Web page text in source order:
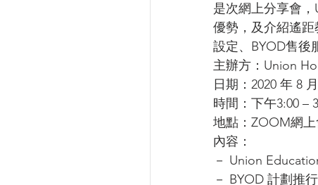
是次網上分享會
優勢，及介紹遙
設定、BYOD售後
主辦方：Union
日期：2020 年 8
時間：下午3:00 –
地點：ZOOM網
內容：
－ Union
－ BYOD 計劃推